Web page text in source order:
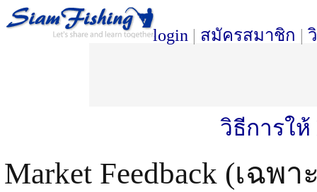
login | สมัครสมาชิก |
วิธีการให้
Market Feedback (เฉ